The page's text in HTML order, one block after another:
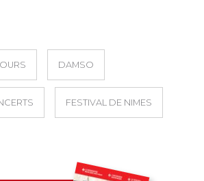
DAMSO
FESTIVAL DE NIMES